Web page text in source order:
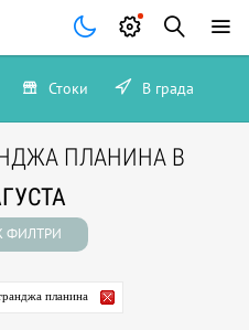
Стоки В града
ПЛАНИНА В
ФИЛТРИ
планина